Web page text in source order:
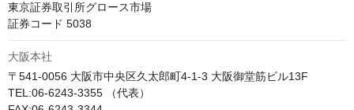
東京証券取引所グロース市場
証券コード 5038
大阪本社
〒541-0056 大阪市中央区久太郎町4-1-3 大阪御堂筋ビル13F
TEL:06-6243-3355 （代表）